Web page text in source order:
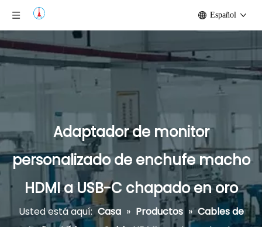
Español
Adaptador de monitor
personalizado de enchufe macho
HDMI a USB-C chapado en oro
Usted está aquí: Casa » Productos » Cables de